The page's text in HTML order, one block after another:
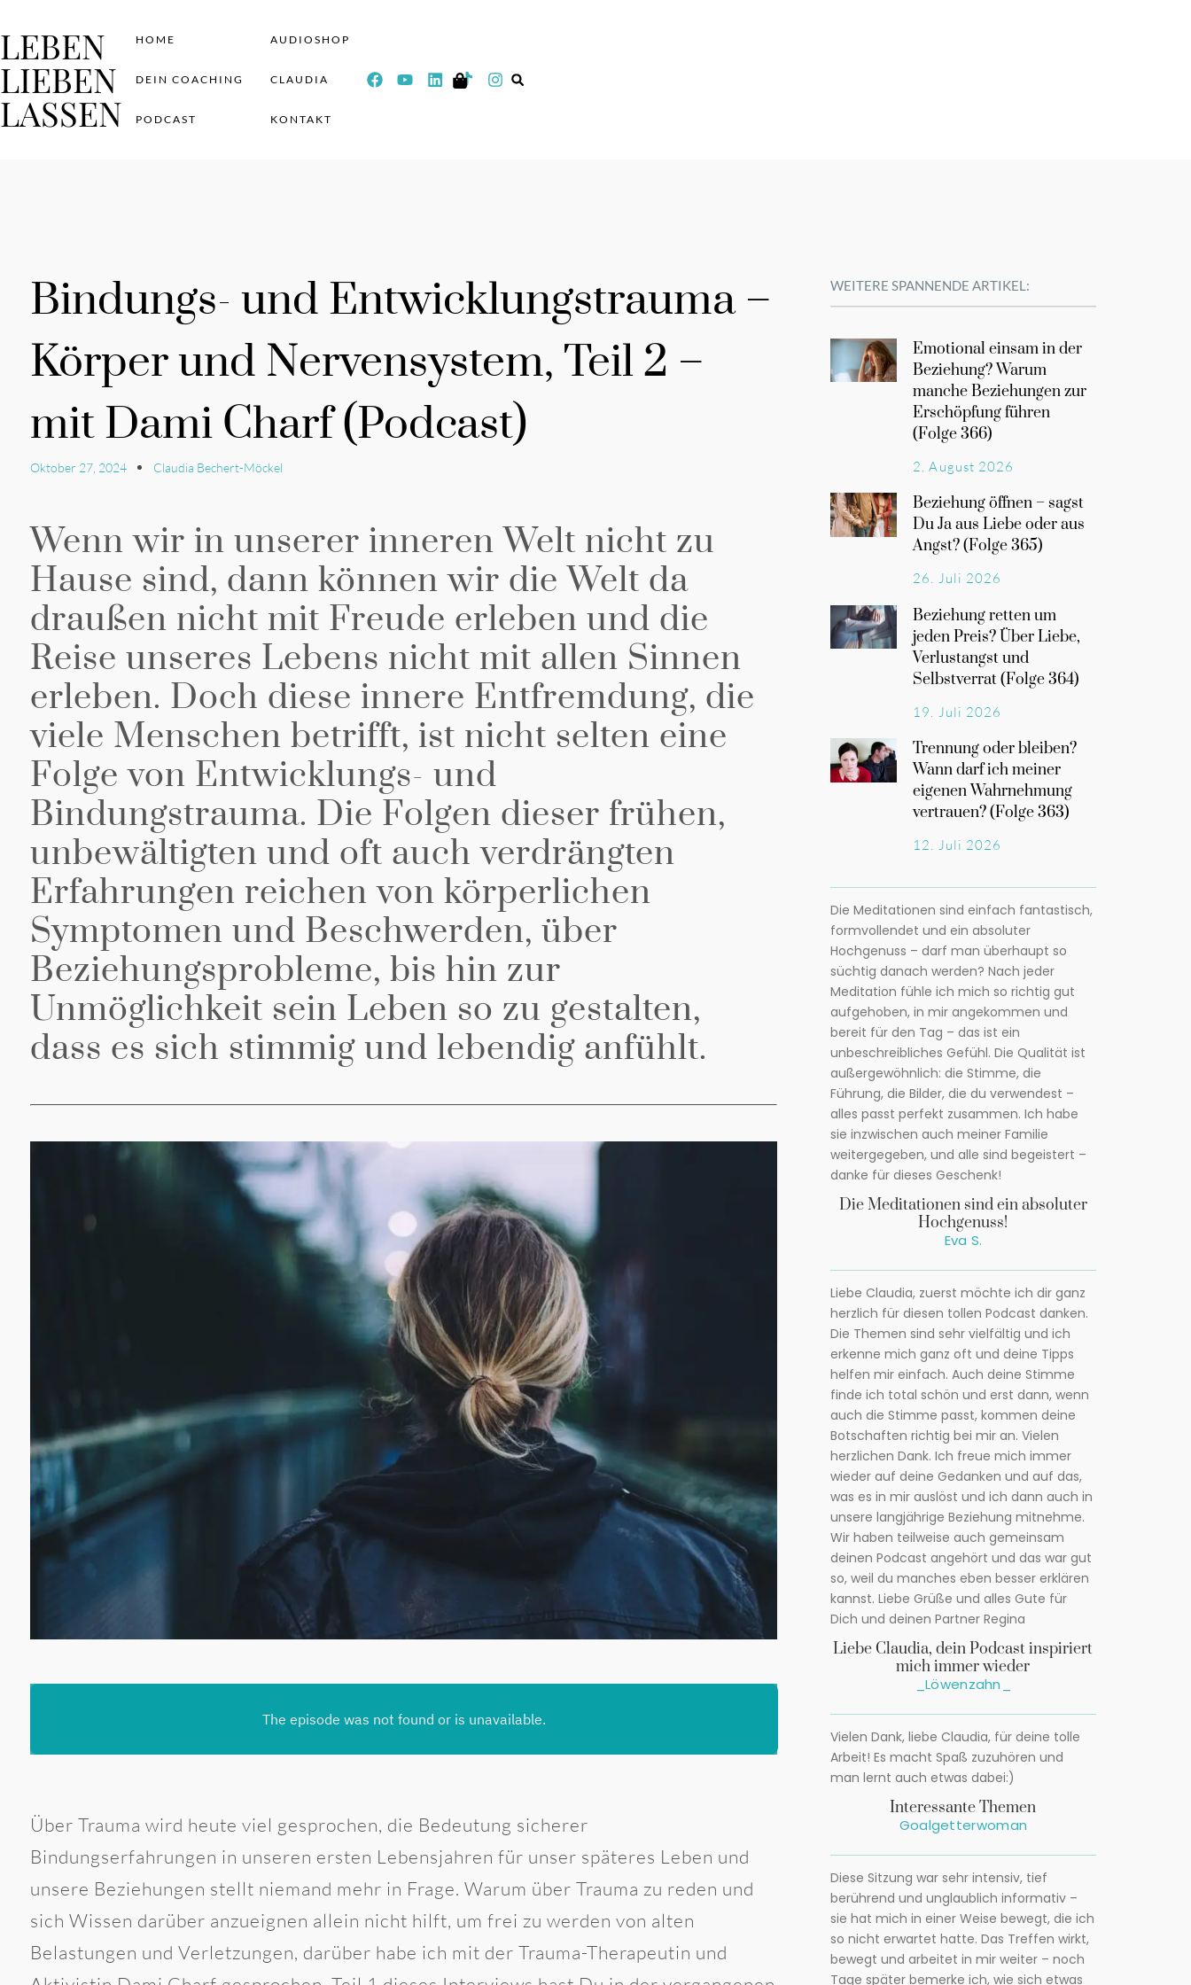
LEBEN
LIEBEN
LASSEN
HOME
DEIN COACHING
PODCAST
AUDIOSHOP
CLAUDIA
KONTAKT
Bindungs- und Entwicklungstrauma –
Körper und Nervensystem, Teil 2 –
mit Dami Charf (Podcast)
Oktober 27, 2024 Claudia Bechert-Möckel
Wenn wir in unserer inneren Welt nicht zu
Hause sind, dann können wir die Welt da
draußen nicht mit Freude erleben und die
Reise unseres Lebens nicht mit allen Sinnen
erleben. Doch diese innere Entfremdung, die
viele Menschen betrifft, ist nicht selten eine
Folge von Entwicklungs- und
Bindungstrauma. Die Folgen dieser frühen,
unbewältigten und oft auch verdrängten
Erfahrungen reichen von körperlichen
Symptomen und Beschwerden, über
Beziehungsprobleme, bis hin zur
Unmöglichkeit sein Leben so zu gestalten,
dass es sich stimmig und lebendig anfühlt.
Über Trauma wird heute viel gesprochen, die Bedeutung sicherer
Bindungserfahrungen in unseren ersten Lebensjahren für unser späteres Leben und
unsere Beziehungen stellt niemand mehr in Frage. Warum über Trauma zu reden und
sich Wissen darüber anzueignen allein nicht hilft, um frei zu werden von alten
Belastungen und Verletzungen, darüber habe ich mit der Trauma-Therapeutin und
WEITERE SPANNENDE ARTIKEL:
Emotional einsam in der
Beziehung? Warum
manche Beziehungen zur
Erschöpfung führen
(Folge 366)
2. August 2026
Beziehung öffnen – sagst
Du Ja aus Liebe oder aus
Angst? (Folge 365)
26. Juli 2026
Beziehung retten um
jeden Preis? Über Liebe,
Verlustangst und
Selbstverrat (Folge 364)
19. Juli 2026
Trennung oder bleiben?
Wann darf ich meiner
eigenen Wahrnehmung
vertrauen? (Folge 363)
12. Juli 2026
Die Meditationen sind einfach fantastisch,
formvollendet und ein absoluter
Hochgenuss – darf man überhaupt so
süchtig danach werden? Nach jeder
Meditation fühle ich mich so richtig gut
aufgehoben, in mir angekommen und
bereit für den Tag – das ist ein
unbeschreibliches Gefühl. Die Qualität ist
außergewöhnlich: die Stimme, die
Führung, die Bilder, die du verwendest –
alles passt perfekt zusammen. Ich habe
sie inzwischen auch meiner Familie
weitergegeben, und alle sind begeistert –
danke für dieses Geschenk!
Die Meditationen sind ein absoluter
Hochgenuss!
Eva S.
Liebe Claudia, zuerst möchte ich dir ganz
herzlich für diesen tollen Podcast danken.
Die Themen sind sehr vielfältig und ich
erkenne mich ganz oft und deine Tipps
helfen mir einfach. Auch deine Stimme
finde ich total schön und erst dann, wenn
auch die Stimme passt, kommen deine
Botschaften richtig bei mir an. Vielen
herzlichen Dank. Ich freue mich immer
wieder auf deine Gedanken und auf das,
was es in mir auslöst und ich dann auch in
unsere langjährige Beziehung mitnehme.
Wir haben teilweise auch gemeinsam
deinen Podcast angehört und das war gut
so, weil du manches eben besser erklären
kannst. Liebe Grüße und alles Gute für
Dich und deinen Partner Regina
Liebe Claudia, dein Podcast inspiriert
mich immer wieder
_Löwenzahn_
Vielen Dank, liebe Claudia, für deine tolle
Arbeit! Es macht Spaß zuzuhören und
man lernt auch etwas dabei:)
Interessante Themen
Goalgetterwoman
Diese Sitzung war sehr intensiv, tief
berührend und unglaublich informativ –
sie hat mich in einer Weise bewegt, die ich
so nicht erwartet hatte. Das Treffen wirkt,
bewegt und arbeitet in mir weiter – noch
Tage später bemerke ich, wie sich etwas